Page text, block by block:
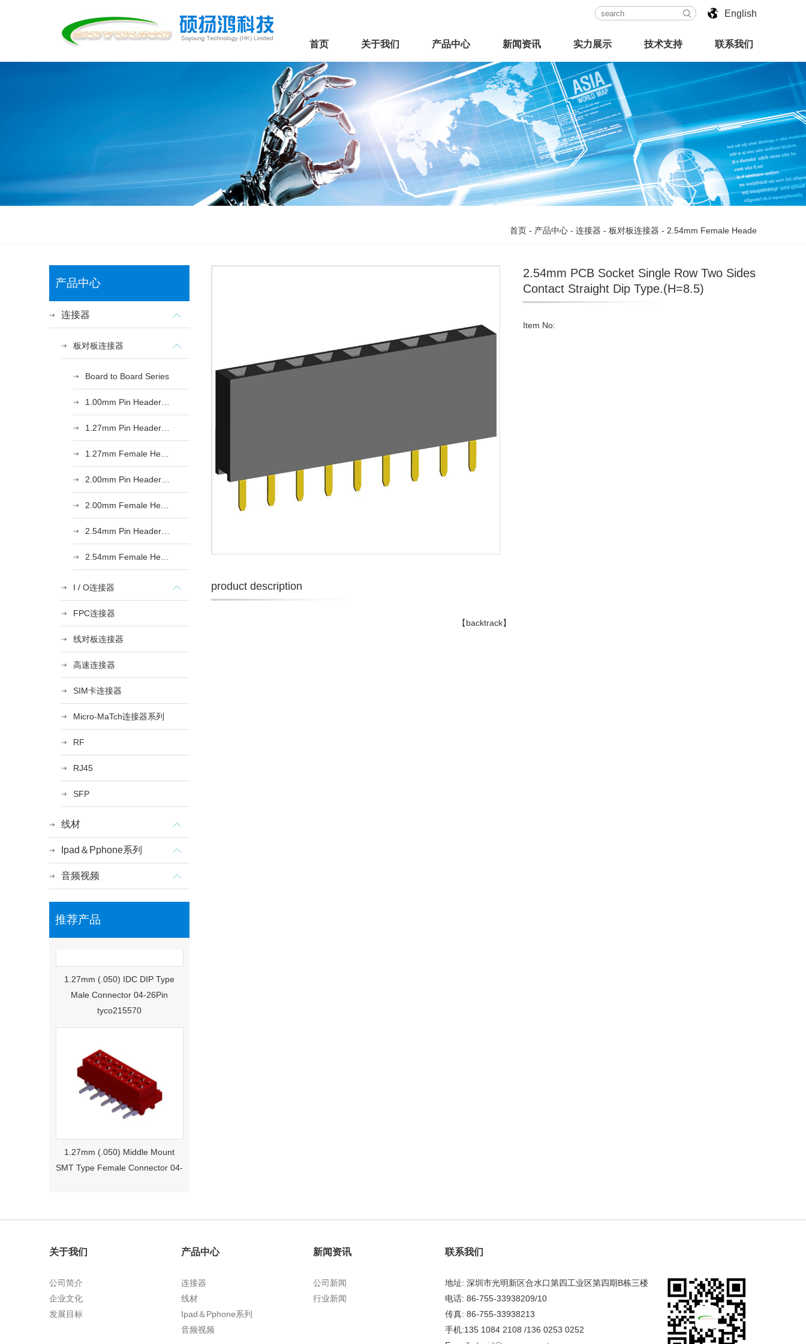
English
首页 关于我们 产品中心 新闻资讯 实力展示 技术支持 联系我们
首页 - 产品中心 - 连接器 - 板对板连接器 - 2.54mm Female Heade
产品中心
连接器
板对板连接器
Board to Board Series
I / O连接器
FPC连接器
线对板连接器
高速连接器
SIM卡连接器
Micro-MaTch连接器系列
RF
RJ45
SFP
线材
Ipad＆Pphone系列
音频视频
推荐产品
1.27mm (.050) IDC DIP Type
Male Connector 04-26Pin
tyco215570
1.27mm (.050) Middle Mount
SMT Type Female Connector 04-
26Pin Tyco 188275
1.27mm (.050) Right Angle DIP
Type Female Connector 04-26Pin
2.54mm PCB Socket Single Row Two Sides
Contact Straight Dip Type.(H=8.5)
Item No:
product description
【backtrack】
关于我们
公司简介
企业文化
发展目标
产品中心
连接器
线材
Ipad＆Pphone系列
音频视频
新闻资讯
公司新闻
行业新闻
联系我们
地址: 深圳市光明新区合水口第四工业区第四期B栋三楼
电话: 86-755-33938209/10
传真: 86-755-33938213
手机:135 1084 2108 /136 0253 0252